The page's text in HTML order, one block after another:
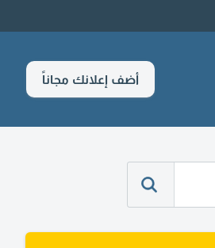
أضف إعلانك مجاناً